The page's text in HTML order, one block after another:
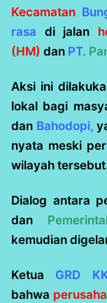
Kecamatan
rasa di jalan
(HM) dan PT.
Aksi ini
lokal bagi
dan Bahodopi,
nyata meski
wilayah
Dialog antara
dan
kemudian
Ketua GRD
bahwa